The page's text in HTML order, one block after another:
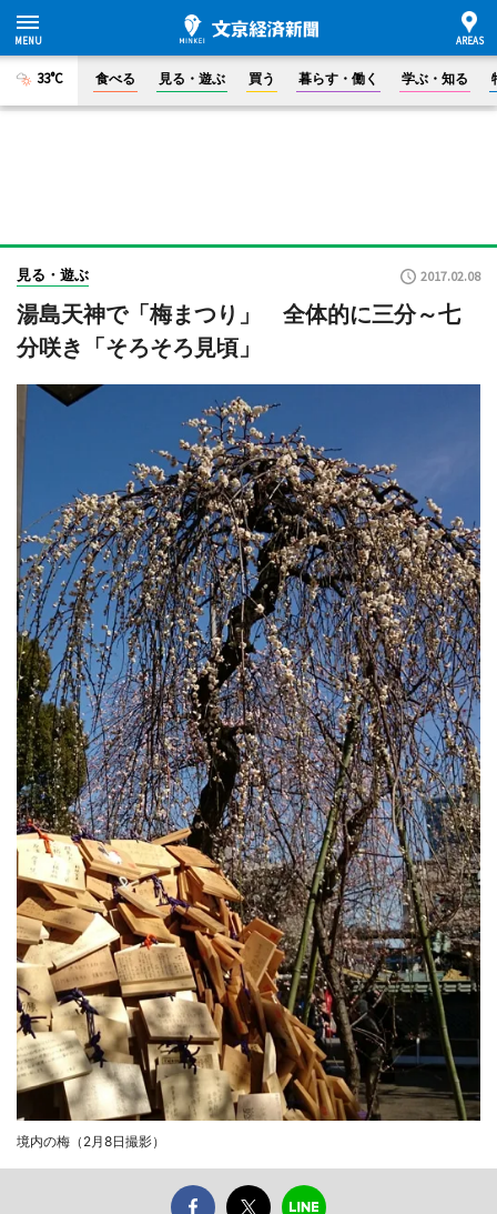
33°C 食べる 見る・遊ぶ 買う 暮らす・働く 学ぶ・知る
見る・遊ぶ 2017.02.08
湯島天神で「梅まつり」 全体的に三分～七
分咲き「そろそろ見頃」
境内の梅（2月8日撮影）